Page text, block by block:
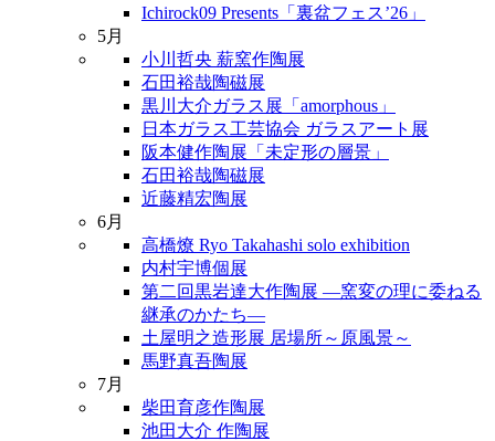
Ichirock09 Presents「裏盆フェス’26」
5月
小川哲央 薪窯作陶展
石田裕哉陶磁展
黒川大介ガラス展「amorphous」
日本ガラス工芸協会 ガラスアート展
阪本健作陶展「未定形の層景」
石田裕哉陶磁展
近藤精宏陶展
6月
高橋燎 Ryo Takahashi solo exhibition
内村宇博個展
第二回黒岩達大作陶展 ―窯変の理に委ねる
継承のかたち―
土屋明之造形展 居場所～原風景～
馬野真吾陶展
7月
柴田育彦作陶展
池田大介 作陶展